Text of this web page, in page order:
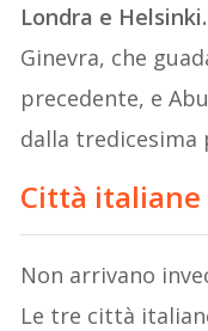
Londra e Helsinki.
Ginevra, che
precedente, e
dalla tredicesima
Città
Non arrivano
Le tre città